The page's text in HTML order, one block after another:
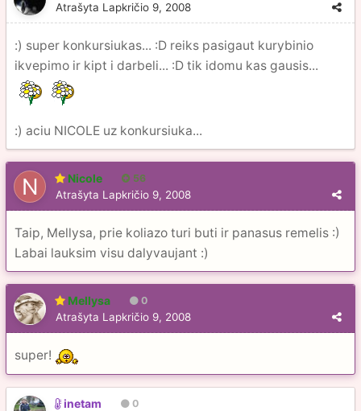
Atrašyta Lapkričio 9, 2008
:) super konkursiukas... :D reiks pasigaut kurybinio
ikvepimo ir kipt i darbeli... :D tik idomu kas gausis...
:) aciu NICOLE uz konkursiuka...
Nicole 56
Atrašyta Lapkričio 9, 2008
Taip, Mellysa, prie koliazo turi buti ir panasus remelis :)
Labai lauksim visu dalyvaujant :)
Mellysa 0
Atrašyta Lapkričio 9, 2008
super!
inetam 0